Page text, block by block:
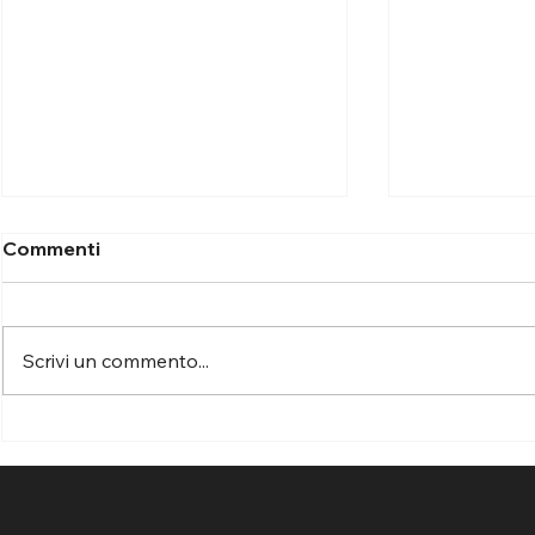
nuove porte da calcio
per la
Commenti
Scrivi un commento...